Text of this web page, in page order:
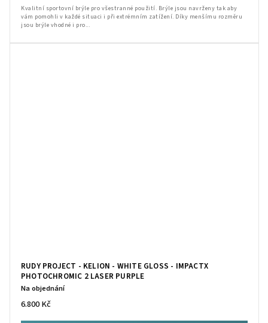
Kvalitní sportovní brýle pro všestranné použití. Brýle jsou navrženy tak aby
vám pomohli v každé situaci i při extrémním zatížení. Díky menšímu rozměru
jsou brýle vhodné i pro...
RUDY PROJECT - KELION - WHITE GLOSS - IMPACTX
PHOTOCHROMIC 2 LASER PURPLE
Na objednání
6.800 Kč